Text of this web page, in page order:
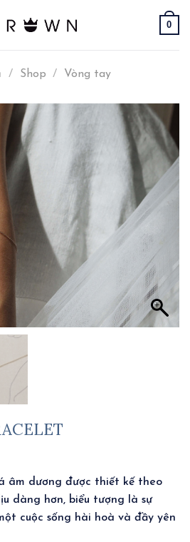
0
/ Shop / Vòng tay
âm dương được thiết kế theo
dàng hơn, biểu tượng là sự
cuộc sống hài hoà và đầy yên